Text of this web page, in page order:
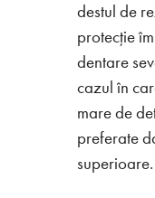
destul de
protecție
dentare
cazul în
mare de
preferate
superioare.